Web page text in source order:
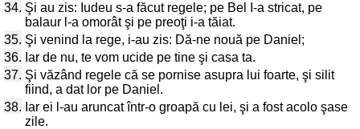
34. Şi au zis: Iudeu s-a făcut regele; pe Bel I-a stricat, pe
balaur l-a omorât şi pe preoţi i-a tăiat.
35. Şi venind la rege, i-au zis: Dă-ne nouă pe Daniel;
36. Iar de nu, te vom ucide pe tine şi casa ta.
37. Şi văzând regele că se pornise asupra lui foarte, şi silit
fiind, a dat lor pe Daniel.
38. Iar ei l-au aruncat într-o groapă cu lei, şi a fost acolo şase
zile.